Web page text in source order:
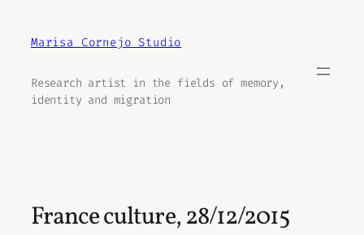
contenu
Marisa Cornejo Studio
Research artist in the fields of memory,
identity and migration
France culture, 28/12/2015